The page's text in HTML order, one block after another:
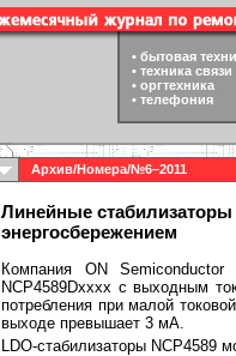
• бытовая
• техника связи
• оргтехника
• телефония
Архив/Номера/№6–2011
Линейные стабилизаторы
энергосбережением
Компания ON Semiconductor
NCP4589Dxxxx с выходным
потребления при малой
выходе превышает 3 мА.
LDO-стабилизаторы NCP4589